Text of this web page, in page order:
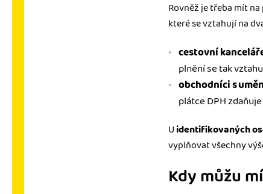
Rovněž je třeba mít
které se vztahují na
cestovní
plnění se tak
obchodníci s
plátce DPH
Uidentifikovaných
vyplňovat všechny
Kdy můžu